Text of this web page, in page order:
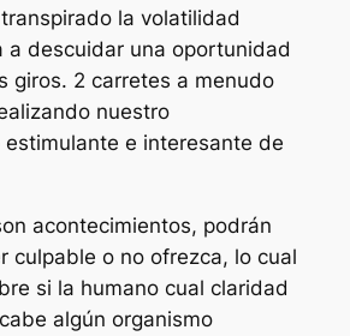
la volatilidad
a descuidar una oportunidad
giros. 2 carretes a menudo
nuestro
e interesante de
acontecimientos, podrán
culpable o no ofrezca, lo cual
si la humano cual claridad
algún organismo